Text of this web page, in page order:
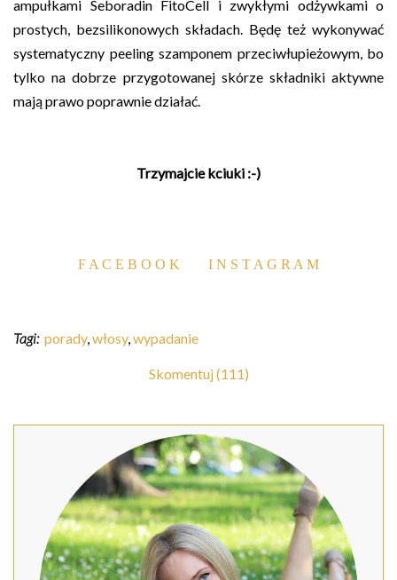
ampułkami Seboradin FitoCell i zwykłymi odżywkami o
prostych, bezsilikonowych składach. Będę też wykonywać
systematyczny peeling szamponem przeciwłupieżowym, bo
tylko na dobrze przygotowanej skórze składniki aktywne
mają prawo poprawnie działać.
Trzymajcie kciuki :-)
F A C E B O O K I N S T A G R A M
Tagi: porady,włosy,wypadanie
Skomentuj (111)